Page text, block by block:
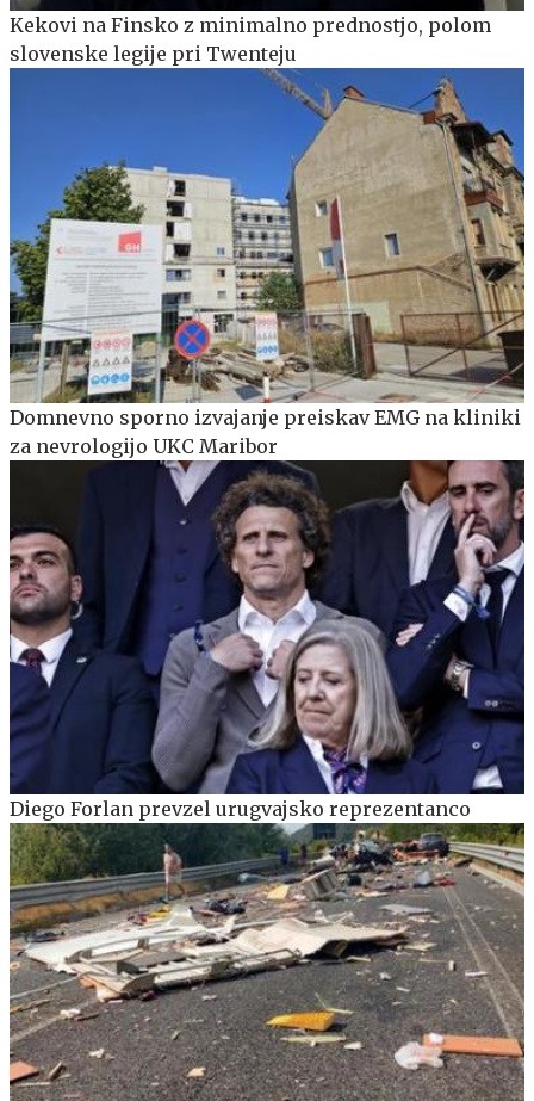
Kekovi na Finsko z minimalno prednostjo, polom
slovenske legije pri Twenteju
Domnevno sporno izvajanje preiskav EMG na kliniki
za nevrologijo UKC Maribor
Diego Forlan prevzel urugvajsko reprezentanco